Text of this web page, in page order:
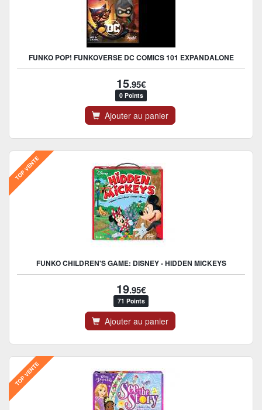
FUNKO POP! FUNKOVERSE DC COMICS 101 EXPANDALONE
15.95€
0 Points
Ajouter au panier
TOP VENTE
FUNKO CHILDREN'S GAME: DISNEY - HIDDEN MICKEYS
19.95€
71 Points
Ajouter au panier
TOP VENTE